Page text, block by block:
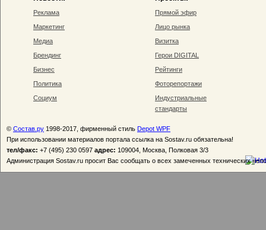
Реклама
Маркетинг
Медиа
Брендинг
Бизнес
Политика
Социум
Прямой эфир
Лицо рынка
Визитка
Герои DIGITAL
Рейтинги
Фоторепортажи
Индустриальные
стандарты
© Состав.ру 1998-2017, фирменный стиль Depot WPF
При использовании материалов портала ссылка на Sostav.ru обязательна!
тел/факс: +7 (495) 230 0597 адрес: 109004, Москва, Полковая 3/3
Администрация Sostav.ru просит Вас сообщать о всех замеченных технических